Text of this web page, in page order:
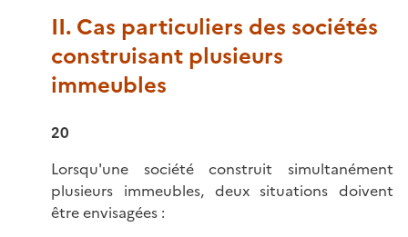
II. Cas particuliers des sociétés
construisant plusieurs
immeubles
20
Lorsqu'une société construit simultanément
plusieurs immeubles, deux situations doivent
être envisagées :